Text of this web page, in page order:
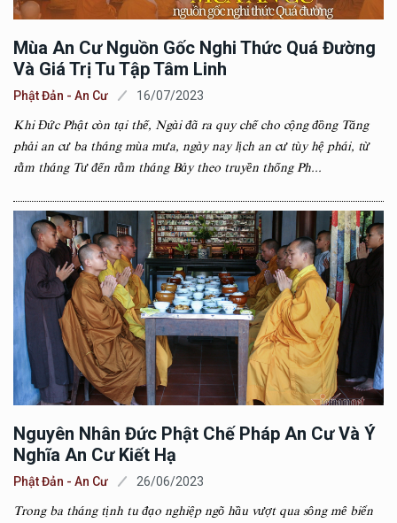
Mùa An Cư Nguồn Gốc Nghi Thức Quá Đường
Và Giá Trị Tu Tập Tâm Linh
Phật Đản - An Cư 16/07/2023
Khi Đức Phật còn tại thế, Ngài đã ra quy chế cho cộng đồng Tăng
phải an cư ba tháng mùa mưa, ngày nay lịch an cư tùy hệ phái, từ
rằm tháng Tư đến rằm tháng Bảy theo truyền thống Ph...
Nguyên Nhân Đức Phật Chế Pháp An Cư Và Ý
Nghĩa An Cư Kiết Hạ
Phật Đản - An Cư 26/06/2023
Trong ba tháng tịnh tu đạo nghiệp ngõ hầu vượt qua sông mê biển